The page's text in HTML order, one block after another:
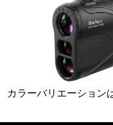
カラーバリエーション